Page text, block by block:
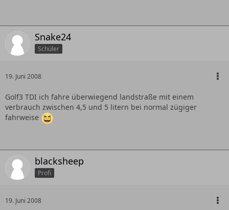
Snake24
Schüler
19. Juni 2008
Golf3 TDI ich fahre überwiegend landstraße mit einem
verbrauch zwischen 4,5 und 5 litern bei normal zügiger
fahrweise
blacksheep
Profi
19. Juni 2008